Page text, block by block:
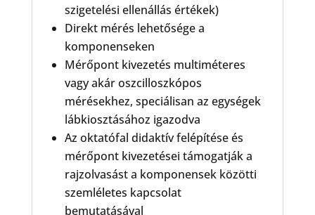
szigetelési ellenállás értékek)
Direkt mérés lehetősége a
komponenseken
Mérőpont kivezetés multiméteres
vagy akár oszcilloszkópos
mérésekhez, speciálisan az egységek
lábkiosztásához igazodva
Az oktatófal didaktív felépítése és
mérőpont kivezetései támogatják a
rajzolvasást a komponensek közötti
szemléletes kapcsolat
bemutatásával